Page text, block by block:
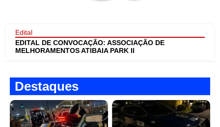
Edital
EDITAL DE CONVOCAÇÃO: ASSOCIAÇÃO DE
MELHORAMENTOS ATIBAIA PARK II
Destaques